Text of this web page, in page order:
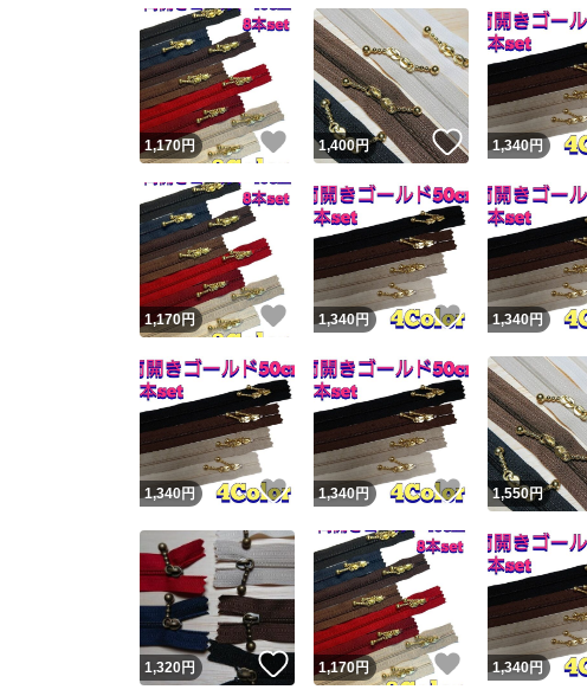
Yahoo!フリマが
安心取引出品者
安心取引出
取引実績
取引実績◯+
他フリマ実
スピード&安心
※このバッジは実績
スピード＆安
スピード発送
安心発送
商品画
コピーは
1,170円 いいね！
1,400円 いいね！
1,340円
1,170円 いいね！
1,340円 いいね！
1,340円
1,340円 いいね！
1,340円 いいね！
1,550円
1,320円 いいね！
1,170円 いいね！
1,340円